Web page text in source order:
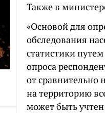
Также в
«Основой для
обследования
статистики
опроса
от сравнительно
на территорию
может быть